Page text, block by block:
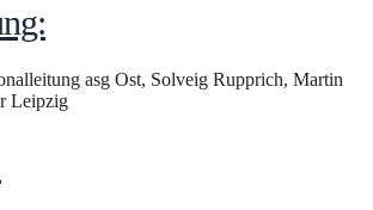
asg Ost, Solveig Rupprich, Martin
Leipzig